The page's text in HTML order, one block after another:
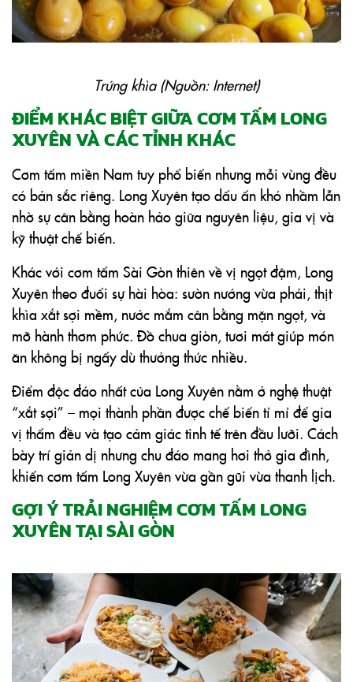
Trứng khìa (Nguồn: Internet)
ĐIỂM KHÁC BIỆT GIỮA CƠM TẤM LONG
XUYÊN VÀ CÁC TỈNH KHÁC
Cơm tấm miền Nam tuy phổ biến nhưng mỗi vùng đều
có bản sắc riêng. Long Xuyên tạo dấu ấn khó nhầm lẫn
nhờ sự cân bằng hoàn hảo giữa nguyên liệu, gia vị và
kỹ thuật chế biến.
Khác với cơm tấm Sài Gòn thiên về vị ngọt đậm, Long
Xuyên theo đuổi sự hài hòa: sườn nướng vừa phải, thịt
khìa xắt sợi mềm, nước mắm cân bằng mặn ngọt, và
mỡ hành thơm phức. Đồ chua giòn, tươi mát giúp món
ăn không bị ngấy dù thưởng thức nhiều.
Điểm độc đáo nhất của Long Xuyên nằm ở nghệ thuật
“xắt sợi” – mọi thành phần được chế biến tỉ mỉ để gia
vị thấm đều và tạo cảm giác tinh tế trên đầu lưỡi. Cách
bày trí giản dị nhưng chu đáo mang hơi thở gia đình,
khiến cơm tấm Long Xuyên vừa gần gũi vừa thanh lịch.
GỢI Ý TRẢI NGHIỆM CƠM TẤM LONG
XUYÊN TẠI SÀI GÒN